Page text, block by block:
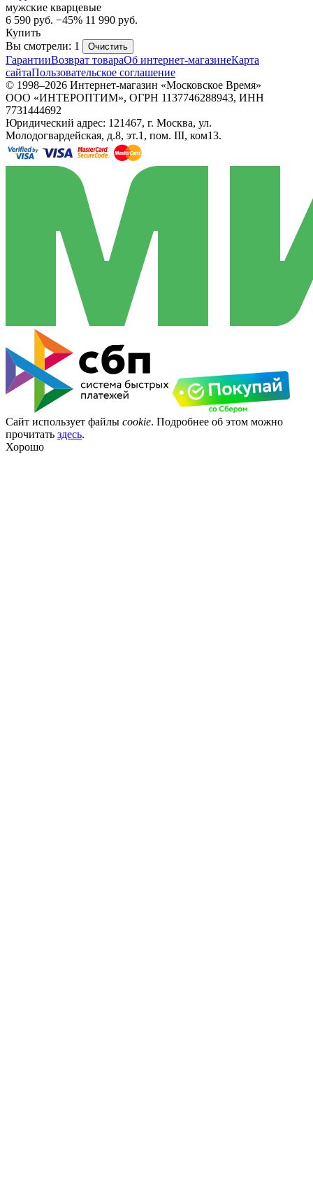
мужские кварцевые
6 590 руб. −45% 11 990 руб.
Купить
Вы смотрели: 1
Очистить
ГарантииВозврат товараОб интернет-магазинеКарта
сайтаПользовательское соглашение
© 1998–2026 Интернет-магазин «Московское Время»
ООО «ИНТЕРОПТИМ», ОГРН 1137746288943, ИНН
7731444692
Юридический адрес: 121467, г. Москва, ул.
Молодогвардейская, д.8, эт.1, пом. III, ком13.
Сайт использует файлы cookie. Подробнее об этом можно
прочитать здесь.
Хорошо